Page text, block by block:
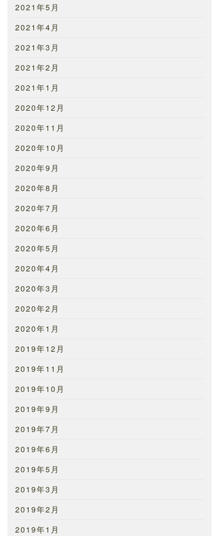
2021年5月
2021年4月
2021年3月
2021年2月
2021年1月
2020年12月
2020年11月
2020年10月
2020年9月
2020年8月
2020年7月
2020年6月
2020年5月
2020年4月
2020年3月
2020年2月
2020年1月
2019年12月
2019年11月
2019年10月
2019年9月
2019年7月
2019年6月
2019年5月
2019年3月
2019年2月
2019年1月